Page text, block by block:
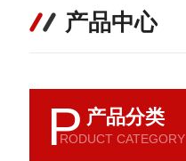
产品中心
P 产品分类
RODUCT CATEGORY